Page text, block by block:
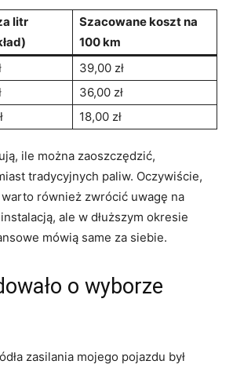
litr
Szacowane koszt na
100 km
39,00 zł
36,00 zł
18,00 zł
ile można zaoszczędzić,
tradycyjnych paliw. Oczywiście,
również zwrócić uwagę na
ale w dłuższym okresie
mówią same za siebie.
o wyborze
zasilania mojego pojazdu​ był